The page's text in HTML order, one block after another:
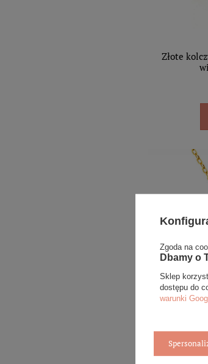
Złote
Zgoda na
Dbamy o
Sklep
dostępu do
warunki